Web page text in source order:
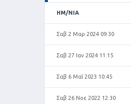
ΗΜ/ΝΊΑ
Σαβ 2 Μαρ 2024 09:30
Σαβ 27 Ιαν 2024 11:15
Σαβ 6 Μαΐ 2023 10:45
Σαβ 26 Νοε 2022 12:30